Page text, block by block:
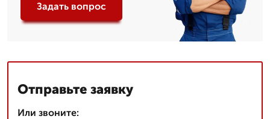
Задать вопрос
Отправьте заявку
Или звоните: